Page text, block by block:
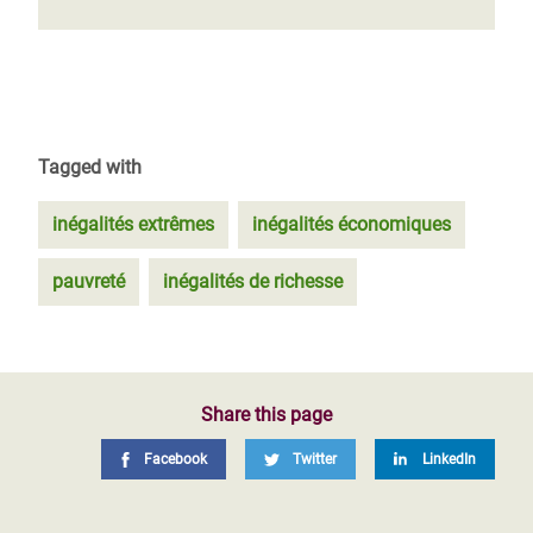
Tagged with
inégalités extrêmes inégalités économiques
pauvreté inégalités de richesse
Share this page
Facebook Twitter LinkedIn